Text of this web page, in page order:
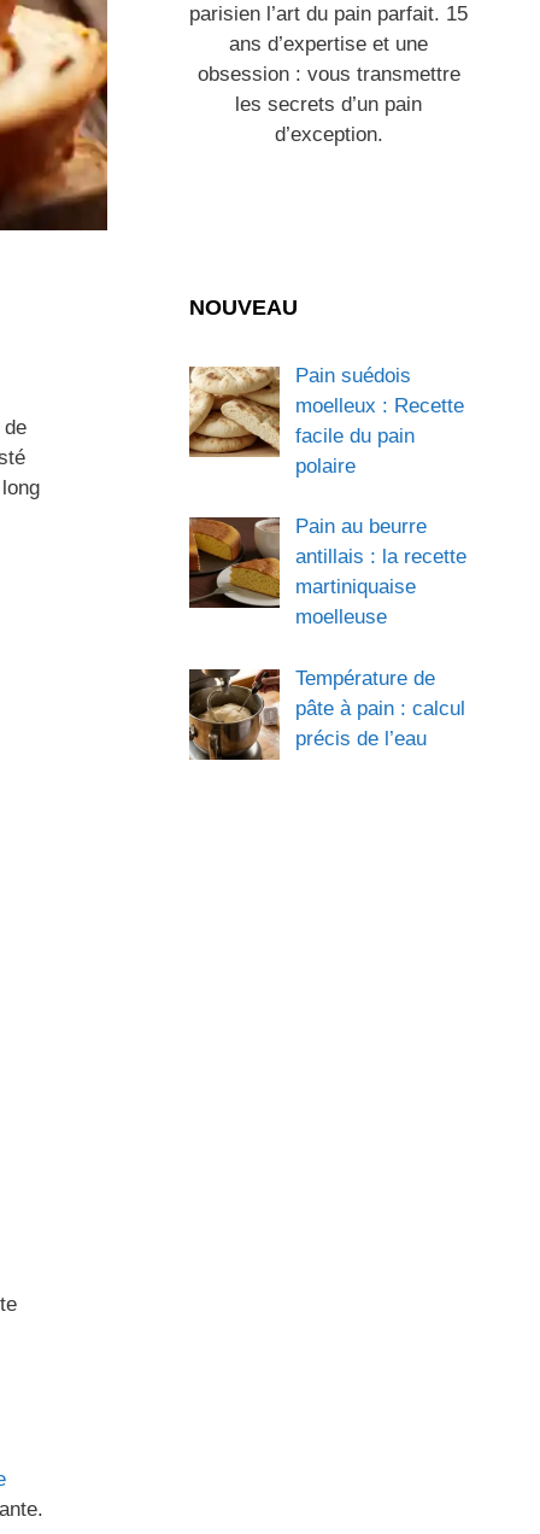
parisien l’art du pain parfait. 15
ans d’expertise et une
obsession : vous transmettre
les secrets d’un pain
d’exception.
NOUVEAU
Pain suédois
moelleux : Recette
facile du pain
polaire
Pain au beurre
antillais : la recette
martiniquaise
moelleuse
Température de
pâte à pain : calcul
précis de l’eau